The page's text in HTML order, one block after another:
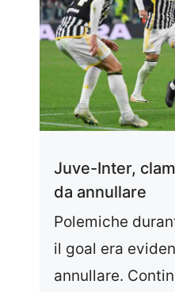
Juve-Inter,
da annullare
Polemiche
il goal era
annullare.